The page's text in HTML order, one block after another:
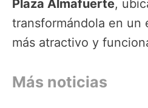
Plaza Almafuerte,
transformándola en un
más atractivo y
Más noticias